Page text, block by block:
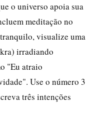
o universo apoia sua
meditação no
visualize uma
irradiando
"Eu atraio
Use o número 3
três intenções